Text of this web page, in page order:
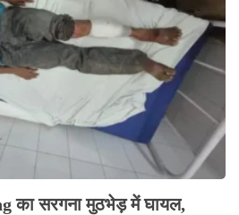
का सरगना मुठभेड़ में घायल,